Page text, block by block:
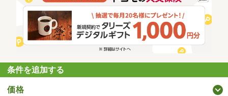
条件を追加する
価格